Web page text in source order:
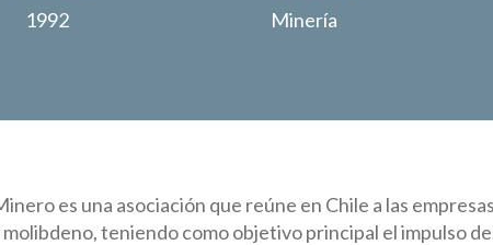
1992 Minería
es una asociación que reúne en Chile a las
teniendo como objetivo principal el impulso